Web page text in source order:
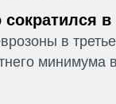
в
в
минимума